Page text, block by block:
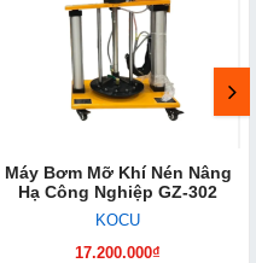
Máy Bơm Mỡ Khí Nén Nâng
Hạ Công Nghiệp GZ-302
KOCU
17.200.000₫